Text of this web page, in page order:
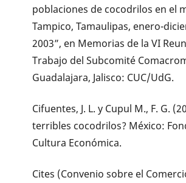
poblaciones de cocodrilos en el
Tampico, Tamaulipas, enero-
2003”, en Memorias de la VI
Trabajo del Subcomité
Guadalajara, Jalisco: CUC/UdG.
Cifuentes, J. L. y Cupul M., F. G.
terribles cocodrilos? México:
Cultura Económica.
Cites (Convenio sobre el